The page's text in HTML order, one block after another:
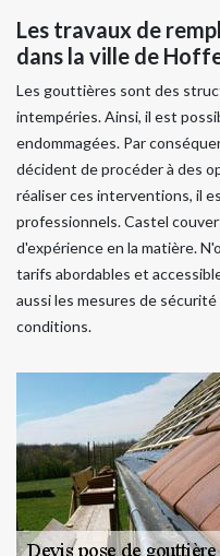
Les travaux de
dans la ville de
Les gouttières sont des
intempéries. Ainsi, il est
endommagées. Par
décident de procéder à des
réaliser ces interventions, il
professionnels. Castel
d'expérience en la matière.
tarifs abordables et
aussi les mesures de
conditions.